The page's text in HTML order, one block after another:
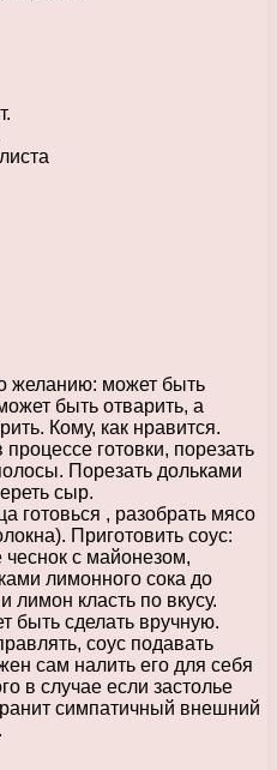
желанию: может быть
быть отварить, а
Кому, как нравится.
готовки, порезать
Порезать дольками
сыр.
готовься , разобрать мясо
Приготовить соус:
чеснок с майонезом,
лимонного сока до
лимон класть по вкусу.
сделать вручную.
соус подавать
сам налить его для себя
в случае если застолье
симпатичный внешний